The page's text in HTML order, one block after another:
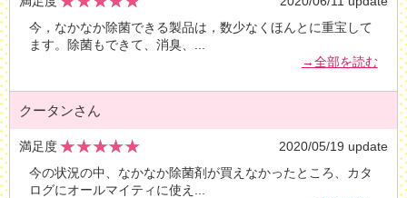
今，なかなか除菌できる製品は，数少なくほんとに重宝して
ます。除菌もできて、消臭、 ...
→全部を読む
クータンさん
満足度
2020/05/19 update
今の状況の中、なかなか除菌剤が買えなかったところ、カタ
ログにオールマイティに使え